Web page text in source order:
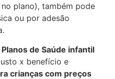
plano), também pode
ou por adesão
de Saúde infantil
x benefício e
crianças com preços